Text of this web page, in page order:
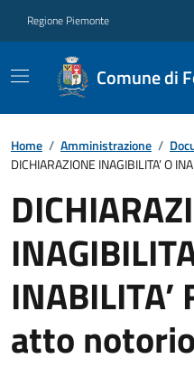
Regione Piemonte
Comune di
Home / Amministrazione /
DICHIARAZIONE INAGIBILITA’ O
INABILITA’
atto